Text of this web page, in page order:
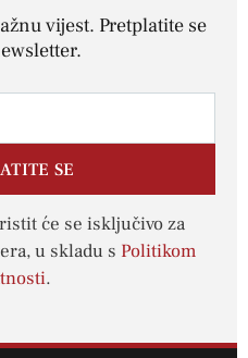
vijest. Pretplatite se
SE
će se isključivo za
u skladu s Politikom
.